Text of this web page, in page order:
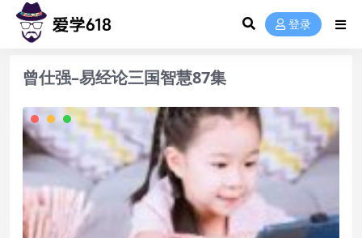
登录
曾仕强–易经论三国智慧87集